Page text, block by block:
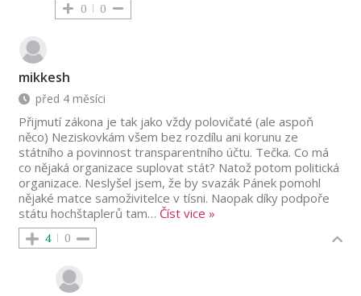
0 0
mikkesh
před 4 měsíci
Přijmutí zákona je tak jako vždy polovičaté (ale aspoň
něco) Neziskovkám všem bez rozdílu ani korunu ze
státního a povinnost transparentního účtu. Tečka. Co má
co nějaká organizace suplovat stát? Natož potom politická
organizace. Neslyšel jsem, že by svazák Pánek pomohl
nějaké matce samoživitelce v tísni. Naopak díky podpoře
státu hochštaplerů tam… Číst vice »
4 0